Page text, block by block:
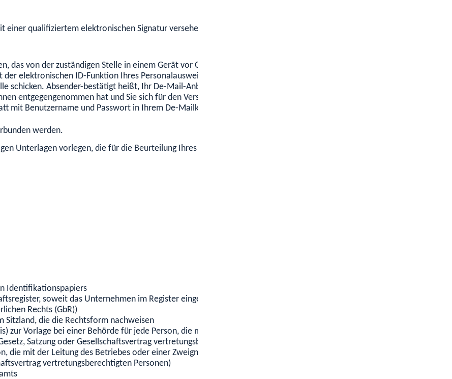
einer qualifiziertem elektronischen Signatur versehen sein.
das von der zuständigen Stelle in einem Gerät vor Ort oder über das Internet zur Verfügung gestellt wird. Bei einer
elektronischen ID-Funktion Ihres Personalausweises oder Ihres Aufenthaltstitels nachweisen.
schicken. Absender-bestätigt heißt, Ihr De-Mail-Anbieter bestätigt in der De-Mail mit qualifizierter elektronischer
entgegengenommen hat und Sie sich für den Versand dieser De-Mail mit der elektronischen ID-Funktion Ihres
mit Benutzername und Passwort in Ihrem De-Mailkonto angemeldet haben.
werden.
Unterlagen vorlegen, die für die Beurteilung Ihres Antrags von Bedeutung sein können.
Identifikationspapiers
soweit das Unternehmen im Register eingetragen ist; ansonsten eine Ausfertigung des
Rechts (GbR))
Sitzland, die die Rechtsform nachweisen
zur Vorlage bei einer Behörde für jede Person, die mit der Leitung des Betriebes oder einer Zweigniederlassung
Satzung oder Gesellschaftsvertrag vertretungsberechtigten Personen)
die mit der Leitung des Betriebes oder einer Zweigniederlassung beauftragt ist (bei juristischen Personen: für diese
vertretungsberechtigten Personen)